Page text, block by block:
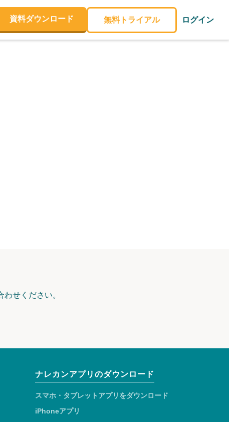
資料ダウンロード 無料トライアル ログイン
せください。
ナレカンアプリのダウンロード
スマホ・タブレットアプリをダウンロード
iPhoneアプリ